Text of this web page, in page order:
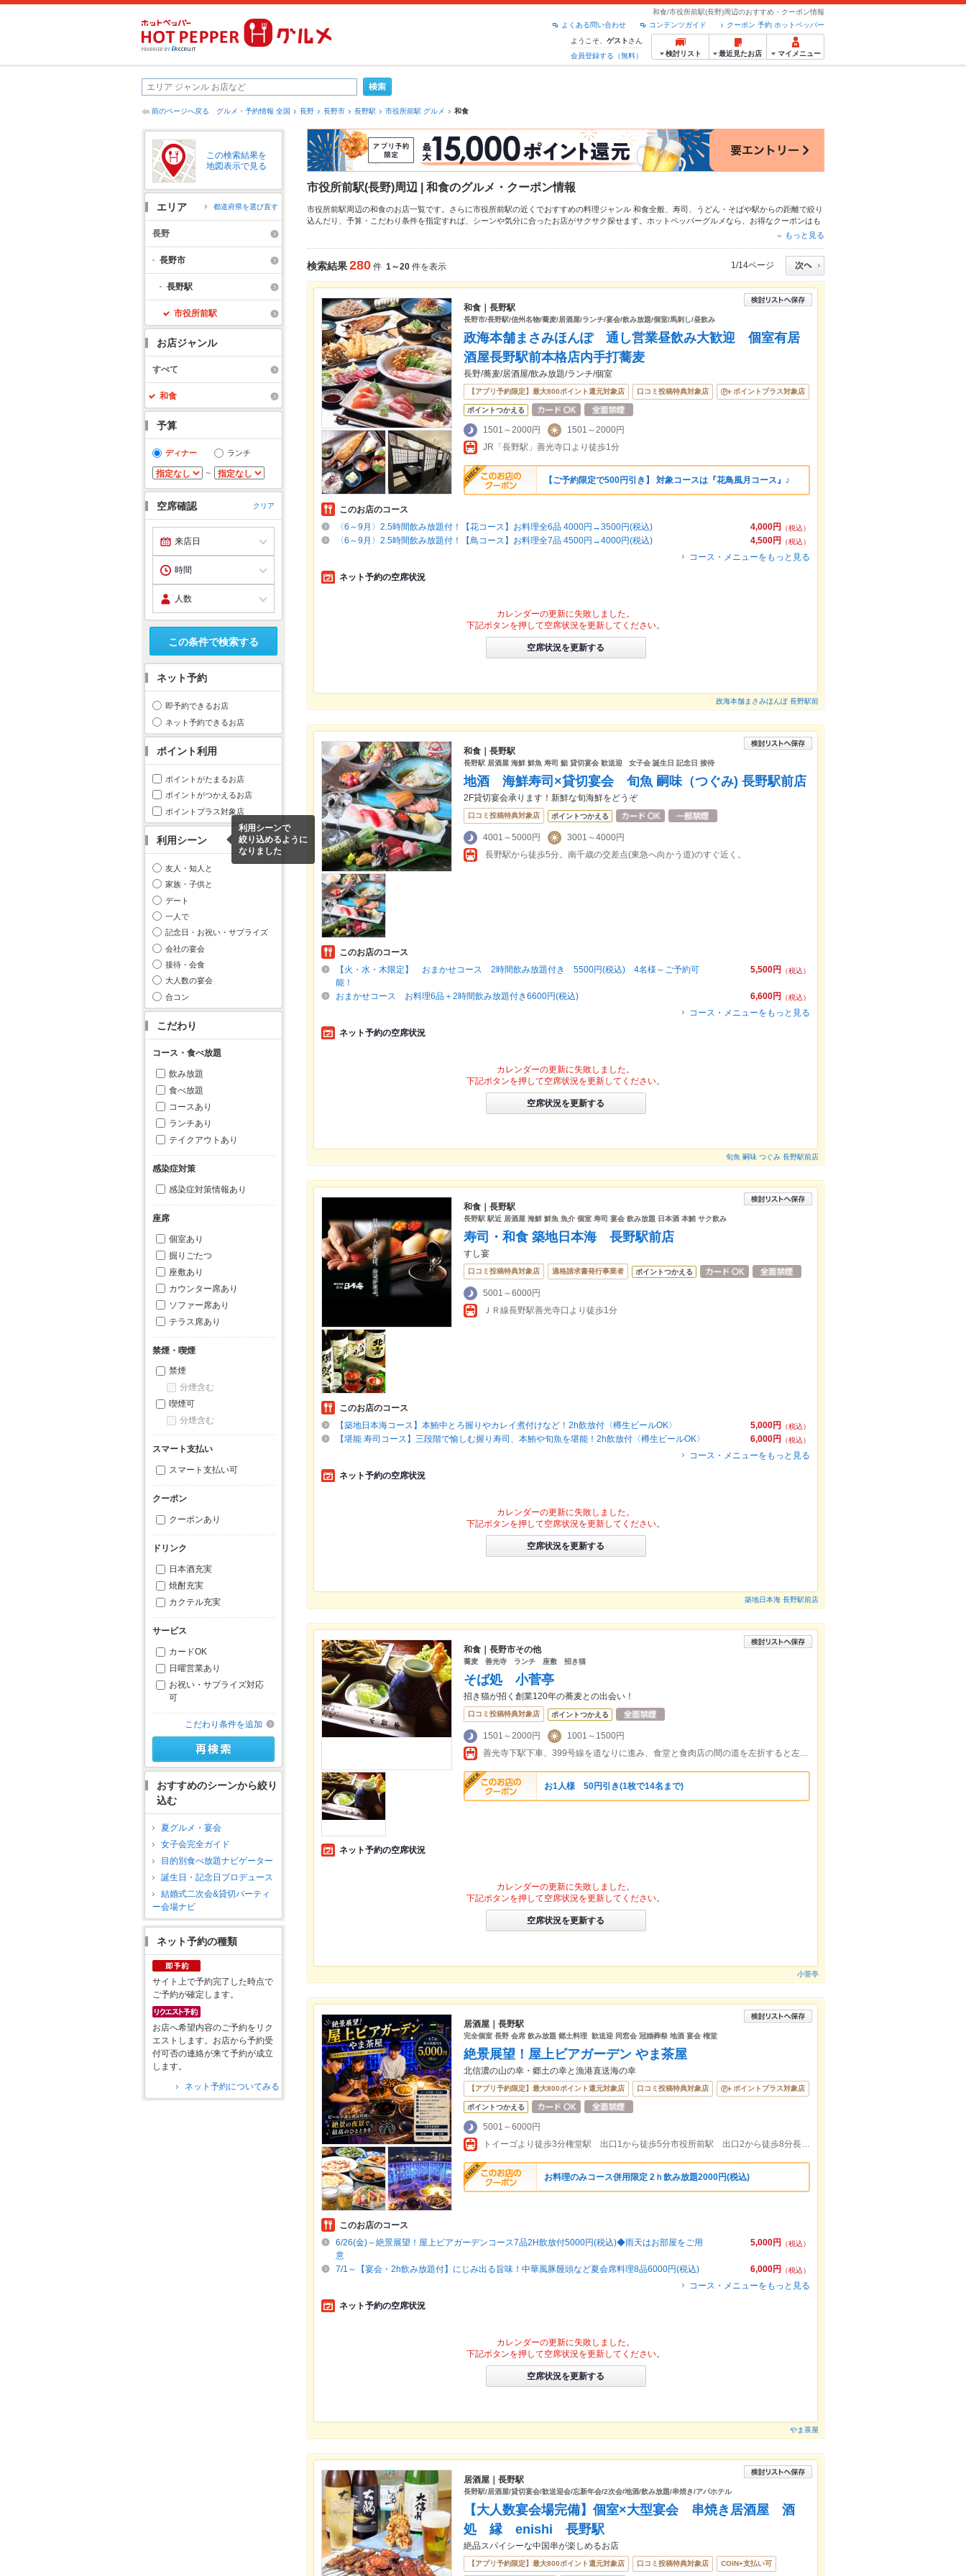
和食/市役所前駅(長野)周辺のおすすめ・クーポン情報
クーポン 予約 ホットペッパー
コンテンツガイド
よくある問い合わせ
ようこそ、 ゲスト さん
会員登録する（無料）
検討リスト 最近見たお店 マイメニュー
前のページへ戻る グルメ・予約情報 全国 長野 長野市 長野駅 市役所前駅 グルメ 和食
この検索結果を
地図表示で見る
エリア 都道府県を選び直す
長野
長野市
長野駅
市役所前駅
お店ジャンル
すべて
和食
予算
ディナー ランチ
～
空席確認 クリア
この条件で検索する
ネット予約
即予約できるお店
ネット予約できるお店
ポイント利用
ポイントがたまるお店
ポイントがつかえるお店
ポイントプラス対象店
利用シーン
利用シーンで
絞り込めるように
なりました
友人・知人と
家族・子供と
デート
一人で
記念日・お祝い・サプライズ
会社の宴会
接待・会食
大人数の宴会
合コン
こだわり
コース・食べ放題
飲み放題
食べ放題
コースあり
ランチあり
テイクアウトあり
感染症対策
感染症対策情報あり
座席
個室あり
掘りごたつ
座敷あり
カウンター席あり
ソファー席あり
テラス席あり
禁煙・喫煙
禁煙
分煙含む
喫煙可
分煙含む
スマート支払い
スマート支払い可
クーポン
クーポンあり
ドリンク
日本酒充実
焼酎充実
カクテル充実
サービス
カードOK
日曜営業あり
お祝い・サプライズ対応
可
こだわり条件を追加
おすすめのシーンから絞り
込む
夏グルメ・宴会
女子会完全ガイド
目的別食べ放題ナビゲーター
誕生日・記念日プロデュース
結婚式二次会&貸切パーティ
ー会場ナビ
ネット予約の種類
サイト上で予約完了した時点で
ご予約が確定します。
お店へ希望内容のご予約をリク
エストします。お店から予約受
付可否の連絡が来て予約が成立
します。
ネット予約についてみる
市役所前駅(長野)周辺 | 和食のグルメ・クーポン情報
市役所前駅周辺の和食のお店一覧です。さらに市役所前駅の近くでおすすめの料理ジャンル 和食全般 寿司 うどん・そばや駅からの距離で絞り
込んだり、予算・こだわり条件を指定すれば、シーンや気分に合ったお店がサクサク探せます。ホットペッパーグルメなら、お得なクーポンはも
や季節のおすすめ料理など、お店の最新情報をご紹介しているので安心！24時間使える簡単
もっと見る
検索結果280 件 1～20 件を表示 1/14ページ
和食｜長野駅
長野市/長野駅/信州名物/蕎麦/居酒屋/ランチ/宴会/飲み放題/個室/馬刺し/昼飲み
政海本舗まさみほんぽ 通し営業昼飲み大歓迎 個室有居
酒屋長野駅前本格店内手打蕎麦
長野/蕎麦/居酒屋/飲み放題/ランチ/個室
【アプリ予約限定】最大800ポイント還元対象店 口コミ投稿特典対象店 ポイントプラス対象店
ポイントつかえる
1501～2000円
1501～2000円
JR「長野駅」善光寺口より徒歩1分
【ご予約限定で500円引き】 対象コースは『花鳥風月コース』♪
このお店のコース
4,000円
（税込）
〈6～9月〉2.5時間飲み放題付！【花コース】お料理全6品 4000円→3500円(税込)
4,500円
（税込）
〈6～9月〉2.5時間飲み放題付！【鳥コース】お料理全7品 4500円→4000円(税込)
コース・メニューをもっと見る
ネット予約の空席状況
カレンダーの更新に失敗しました。
下記ボタンを押して空席状況を更新してください。
空席状況を更新する
政海本舗まさみほんぽ 長野駅前
和食｜長野駅
長野駅 居酒屋 海鮮 鮮魚 寿司 鮨 貸切宴会 歓送迎 女子会 誕生日 記念日 接待
地酒 海鮮寿司×貸切宴会 旬魚 嗣味（つぐみ) 長野駅前店
2F貸切宴会承ります！新鮮な旬海鮮をどうぞ
口コミ投稿特典対象店 ポイントつかえる
4001～5000円
3001～4000円
長野駅から徒歩5分。南千歳の交差点(東急へ向かう道)のすぐ近く。
このお店のコース
5,500円
（税込）
【火・水・木限定】 おまかせコース 2時間飲み放題付き 5500円(税込) 4名様～ご予約可
能！
6,600円
（税込）
おまかせコース お料理6品＋2時間飲み放題付き6600円(税込)
コース・メニューをもっと見る
ネット予約の空席状況
カレンダーの更新に失敗しました。
下記ボタンを押して空席状況を更新してください。
空席状況を更新する
旬魚 嗣味 つぐみ 長野駅前店
和食｜長野駅
長野駅 駅近 居酒屋 海鮮 鮮魚 魚介 個室 寿司 宴会 飲み放題 日本酒 本鮪 サク飲み
寿司・和食 築地日本海 長野駅前店
すし宴
口コミ投稿特典対象店 適格請求書発行事業者 ポイントつかえる
5001～6000円
ＪＲ線長野駅善光寺口より徒歩1分
このお店のコース
5,000円
（税込）
【築地日本海コース】本鮪中とろ握りやカレイ煮付けなど！2h飲放付〈樽生ビールOK〉
6,000円
（税込）
【堪能 寿司コース】三段階で愉しむ握り寿司、本鮪や旬魚を堪能！2h飲放付〈樽生ビールOK〉
コース・メニューをもっと見る
ネット予約の空席状況
カレンダーの更新に失敗しました。
下記ボタンを押して空席状況を更新してください。
空席状況を更新する
築地日本海 長野駅前店
和食｜長野市その他
蕎麦 善光寺 ランチ 座敷 招き猫
そば処 小菅亭
招き猫が招く創業120年の蕎麦との出会い！
口コミ投稿特典対象店 ポイントつかえる
1501～2000円
1001～1500円
善光寺下駅下車、399号線を道なりに進み、食堂と食肉店の間の道を左折すると左側にあります。徒歩約8分です。
お1人様 50円引き(1枚で14名まで)
ネット予約の空席状況
カレンダーの更新に失敗しました。
下記ボタンを押して空席状況を更新してください。
空席状況を更新する
小菅亭
居酒屋｜長野駅
完全個室 長野 会席 飲み放題 郷土料理 歓送迎 同窓会 冠婚葬祭 地酒 宴会 権堂
絶景展望！屋上ビアガーデン やま茶屋
北信濃の山の幸・郷土の幸と漁港直送海の幸
【アプリ予約限定】最大800ポイント還元対象店 口コミ投稿特典対象店 ポイントプラス対象店
ポイントつかえる
5001～6000円
トイーゴより徒歩3分権堂駅 出口1から徒歩5分市役所前駅 出口2から徒歩8分長野駅 末広方面口から徒歩12分
お料理のみコース併用限定 2ｈ飲み放題2000円(税込)
このお店のコース
5,000円
（税込）
6/26(金)～絶景展望！屋上ビアガーデンコース7品2H飲放付5000円(税込)◆雨天はお部屋をご用
意
6,000円
（税込）
7/1～【宴会・2h飲み放題付】にじみ出る旨味！中華風豚饅頭など夏会席料理8品6000円(税込)
コース・メニューをもっと見る
ネット予約の空席状況
カレンダーの更新に失敗しました。
下記ボタンを押して空席状況を更新してください。
空席状況を更新する
やま茶屋
居酒屋｜長野駅
長野駅/居酒屋/貸切宴会/歓送迎会/忘新年会/2次会/地酒/飲み放題/串焼き/アパホテル
【大人数宴会場完備】個室×大型宴会 串焼き居酒屋 酒
処 縁 enishi 長野駅
絶品スパイシーな中国串が楽しめるお店
【アプリ予約限定】最大800ポイント還元対象店 口コミ投稿特典対象店 COIN+支払い可